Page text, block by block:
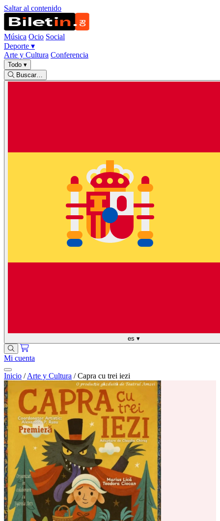
Saltar al contenido
Música Ocio Social
Deporte ▾
Arte y Cultura Conferencia
Todo ▾
Buscar…
es ▾
Mi cuenta
Inicio / Arte y Cultura / Capra cu trei iezi